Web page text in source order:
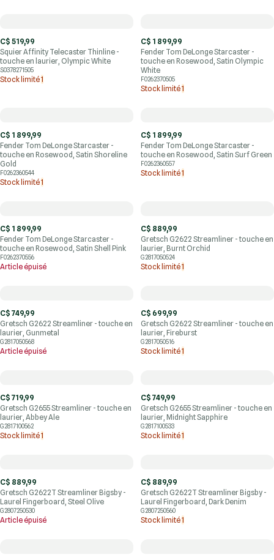
C$ 519,99
Squier Affinity Telecaster Thinline -
touche en laurier, Olympic White
S0378271505
Stock limité1
C$ 1 899,99
Fender Tom DeLonge Starcaster -
touche en Rosewood, Satin Olympic
White
F0262370505
Stock limité1
C$ 1 899,99
Fender Tom DeLonge Starcaster -
touche en Rosewood, Satin Shoreline
Gold
F0262360544
Stock limité1
C$ 1 899,99
Fender Tom DeLonge Starcaster -
touche en Rosewood, Satin Surf Green
F0262360557
Stock limité1
C$ 1 899,99
Fender Tom DeLonge Starcaster -
touche en Rosewood, Satin Shell Pink
F0262370556
Article épuisé
C$ 889,99
Gretsch G2622 Streamliner - touche en
laurier, Burnt Orchid
G2817050524
Stock limité1
C$ 749,99
Gretsch G2622 Streamliner - touche en
laurier, Gunmetal
G2817050568
Article épuisé
C$ 699,99
Gretsch G2622 Streamliner - touche en
laurier, Fireburst
G2817050516
Stock limité1
C$ 719,99
Gretsch G2655 Streamliner - touche en
laurier, Abbey Ale
G2817100562
Stock limité1
C$ 749,99
Gretsch G2655 Streamliner - touche en
laurier, Midnight Sapphire
G2817100533
Stock limité1
C$ 889,99
Gretsch G2622T Streamliner Bigsby -
Laurel Fingerboard, Steel Olive
G2807250530
Article épuisé
C$ 889,99
Gretsch G2622T Streamliner Bigsby -
Laurel Fingerboard, Dark Denim
G2807250560
Stock limité1